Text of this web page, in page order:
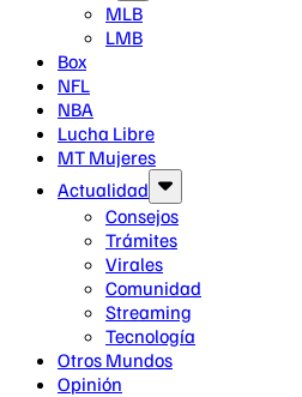
MLB
LMB
Box
NFL
NBA
Lucha Libre
MT Mujeres
Actualidad
Consejos
Trámites
Virales
Comunidad
Streaming
Tecnología
Otros Mundos
Opinión